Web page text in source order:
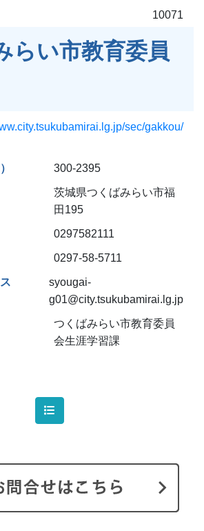
10071
らい市教育委員
sec/gakkou/
300-2395
茨城県つくばみらい市福
田195
0297582111
0297-58-5711
syougai-
g01@city.tsukubamirai.lg.jp
つくばみらい市教育委員
会生涯学習課